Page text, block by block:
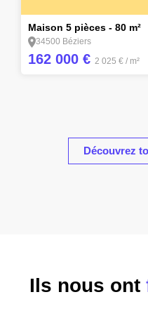
Maison 5 pièces - 80 m²
34500 Béziers
162 000 € 2 025 € / m²
Découvrez
Ils nous ont